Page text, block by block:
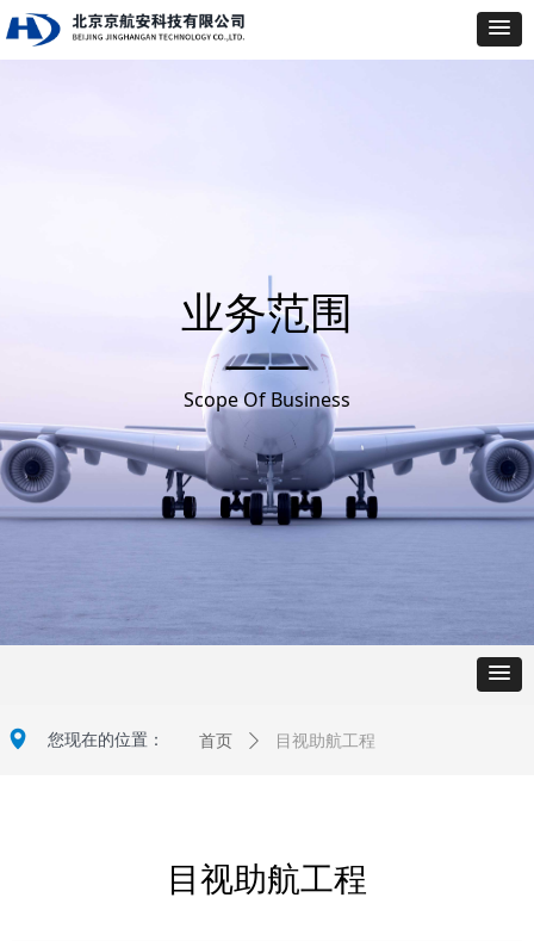
业务范围
——
Scope Of Business
넹 您现在的位置： 首页 ꄲ 目视助航工程
目视助航工程